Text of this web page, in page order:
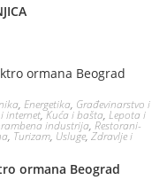
, Energetika, Građevinarstvo i
internet,Kuća i bašta, Lepota i
industrija, Restorani-
, Turizam, Usluge,Zdravlje i
ormana Beograd